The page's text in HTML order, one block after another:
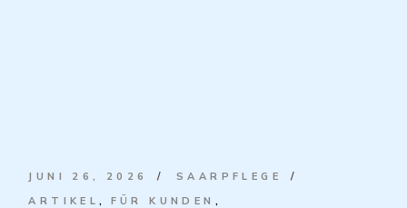
JUNI 26, 2026
SAARPFLEGE
ARTIKEL
FÜR KUNDEN